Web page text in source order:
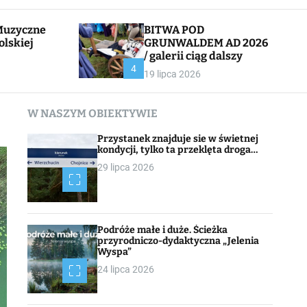
l
c
4
BITWA POD
GRUNWALDEM AD 2026
/ galerii ciąg dalszy
19 lipca 2026
W NASZYM OBIEKTYWIE
Przystanek znajduje sie w świetnej
kondycji, tylko ta przeklęta droga…
29 lipca 2026
Podróże małe i duże. Ścieżka
przyrodniczo-dydaktyczna „Jelenia
Wyspa”
24 lipca 2026